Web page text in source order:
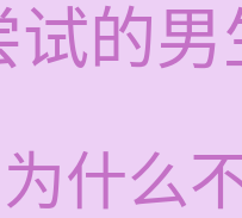
试的男
为什么